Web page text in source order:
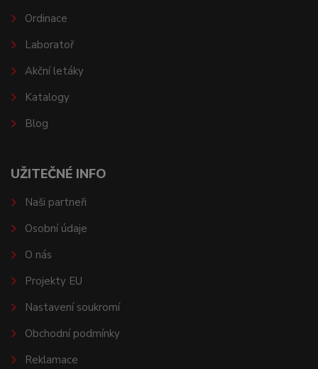
Ordinace
Laboratoř
Akční letáky
Katalogy
Blog
UŽITEČNÉ INFO
Naši partneři
Osobní údaje
O nás
Projekty EU
Nastavení soukromí
Obchodní podmínky
Reklamace